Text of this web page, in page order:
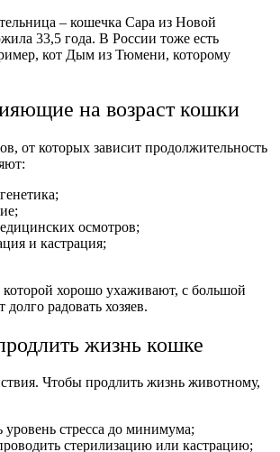
– кошечка Сара из Новой
33,5 года. В России тоже есть
кот Дым из Тюмени, которому
на возраст кошки
от которых зависит продолжительность
осмотров;
и кастрация;
которой хорошо ухаживают, с большой
долго радовать хозяев.
жизнь кошке
Чтобы продлить жизнь животному,
уровень стресса до минимума;
стерилизацию или кастрацию;